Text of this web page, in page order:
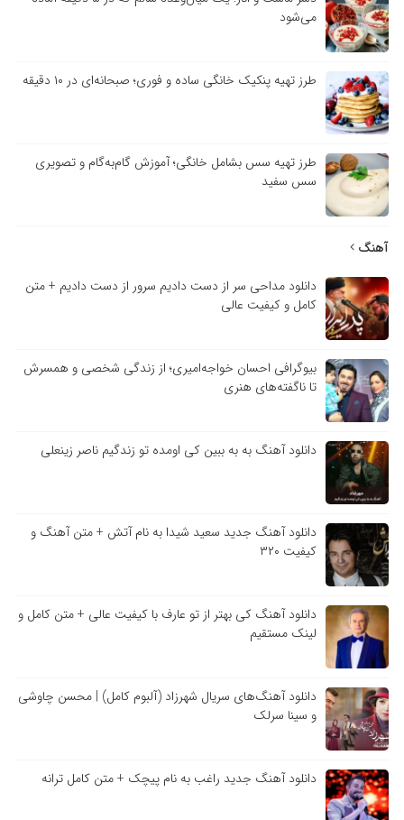
می‌شود
طرز تهیه پنکیک خانگی ساده و فوری؛ صبحانه‌ای در ۱۰ دقیقه
طرز تهیه سس بشامل خانگی؛ آموزش گام‌به‌گام و تصویری
سس سفید
آهنگ
دانلود مداحی سر از دست دادیم سرور از دست دادیم + متن
کامل و کیفیت عالی
بیوگرافی احسان خواجه‌امیری؛ از زندگی شخصی و همسرش
تا ناگفته‌های هنری
دانلود آهنگ به به ببین کی اومده تو زندگیم ناصر زینعلی
دانلود آهنگ جدید سعید شیدا به نام آتش + متن آهنگ و
کیفیت ۳۲۰
دانلود آهنگ کی بهتر از تو عارف با کیفیت عالی + متن کامل و
لینک مستقیم
دانلود آهنگ‌های سریال شهرزاد (آلبوم کامل) | محسن چاوشی
و سینا سرلک
دانلود آهنگ جدید راغب به نام پیچک + متن کامل ترانه